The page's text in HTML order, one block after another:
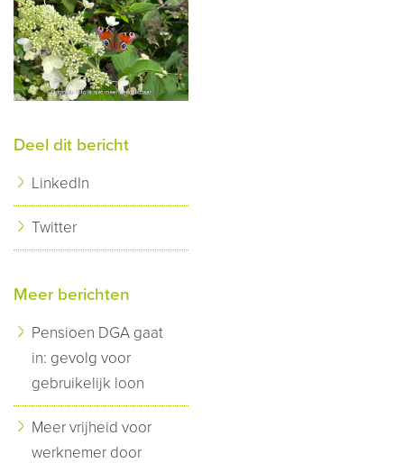
Deel dit bericht
LinkedIn
Twitter
Meer berichten
Pensioen DGA gaat
in: gevolg voor
gebruikelijk loon
Meer vrijheid voor
werknemer door